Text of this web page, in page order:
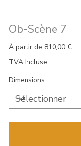
Ob-Scène 7
À partir de Prix
810,00 €
TVA Incluse
Dimensions